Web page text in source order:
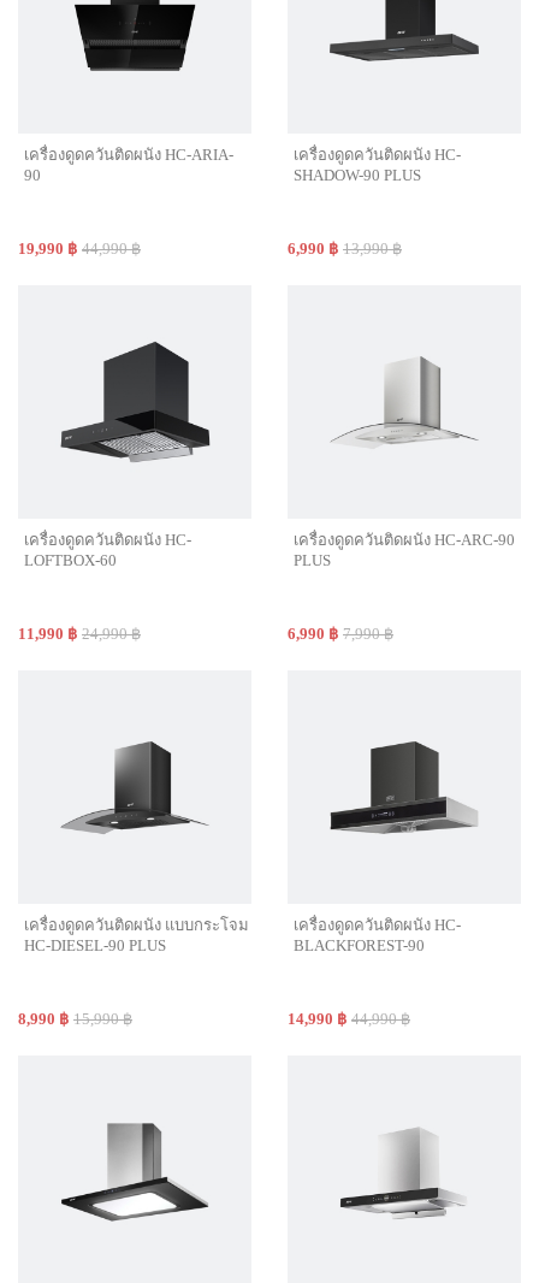
เครื่องดูดควันติดผนัง HC-ARIA-
90
19,990 ฿ 44,990 ฿
เครื่องดูดควันติดผนัง HC-
SHADOW-90 PLUS
6,990 ฿ 13,990 ฿
เครื่องดูดควันติดผนัง HC-
LOFTBOX-60
11,990 ฿ 24,990 ฿
เครื่องดูดควันติดผนัง HC-ARC-90
PLUS
6,990 ฿ 7,990 ฿
เครื่องดูดควันติดผนัง แบบกระโจม
HC-DIESEL-90 PLUS
8,990 ฿ 15,990 ฿
เครื่องดูดควันติดผนัง HC-
BLACKFOREST-90
14,990 ฿ 44,990 ฿